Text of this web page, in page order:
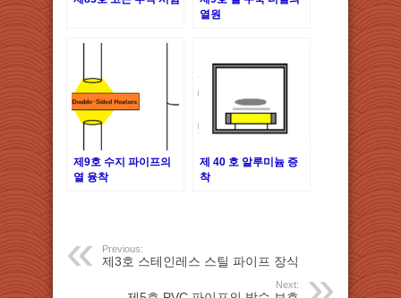
열원
제9호 수지 파이프의
열 융착
제 40 호 알루미늄 증
착
Previous:
제3호 스테인레스 스틸 파이프 장식
Next: